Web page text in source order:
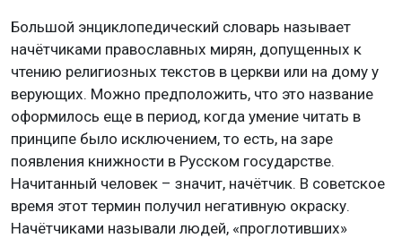
Большой энциклопедический словарь называет
начётчиками православных мирян, допущенных к
чтению религиозных текстов в церкви или на дому у
верующих. Можно предположить, что это название
оформилось еще в период, когда умение читать в
принципе было исключением, то есть, на заре
появления книжности в Русском государстве.
Начитанный человек – значит, начётчик. В советское
время этот термин получил негативную окраску.
Начётчиками называли людей, «проглотивших»